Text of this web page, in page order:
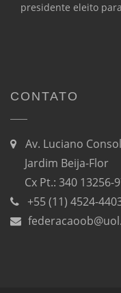
presidente eleito
CONTATO
Av. Luciano
Jardim Beija-Flor
Cx Pt.: 340 13256-
+55 (11) 4524-